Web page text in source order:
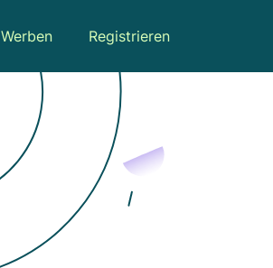
Werben Registrieren